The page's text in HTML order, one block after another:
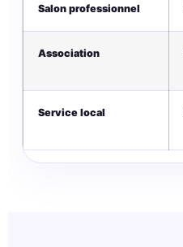
Salon professionnel
Association
Service local